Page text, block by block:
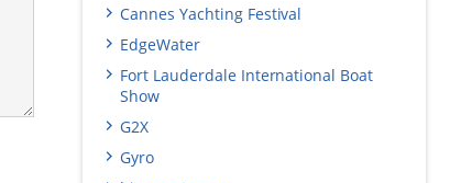
Cannes Yachting Festival
EdgeWater
Fort Lauderdale International Boat
Show
G2X
Gyro